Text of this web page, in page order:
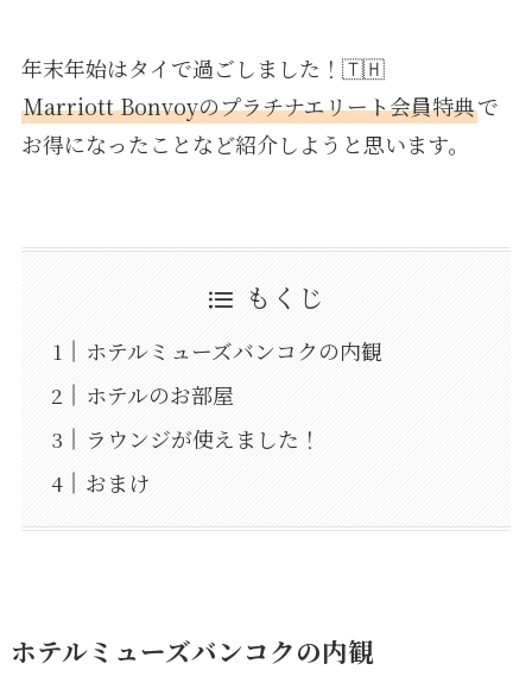
年末年始はタイで過ごしました！🇹🇭
Marriott Bonvoyのプラチナエリート会員特典で
お得になったことなど紹介しようと思います。
もくじ
ホテルミューズバンコクの内観
ホテルのお部屋
ラウンジが使えました！
おまけ
ホテルミューズバンコクの内観